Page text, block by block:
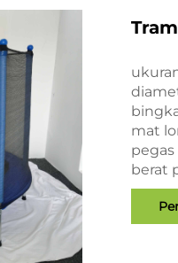
mat
pegas
berat